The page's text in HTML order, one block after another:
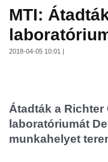
MTI:
2018-04-05 10:01 |
Átadták a
laboratóriumát
munkahelyet